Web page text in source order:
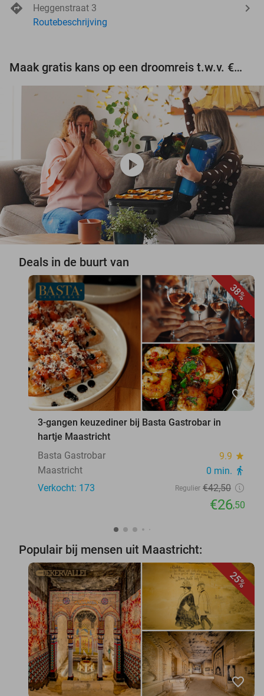
Heggenstraat 3
Routebeschrijving
Maak gratis kans op een droomreis t.w.v. €3.000!
play_circle
Deals in de buurt van
38%
favorite_border
3-gangen keuzediner bij Basta Gastrobar in
hartje Maastricht
Basta Gastrobar
9.9 star
Maastricht 0 min. directions_walk
Verkocht: 173 Regulier €42,50
€26,50
Populair bij mensen uit Maastricht:
25%
favorite_border